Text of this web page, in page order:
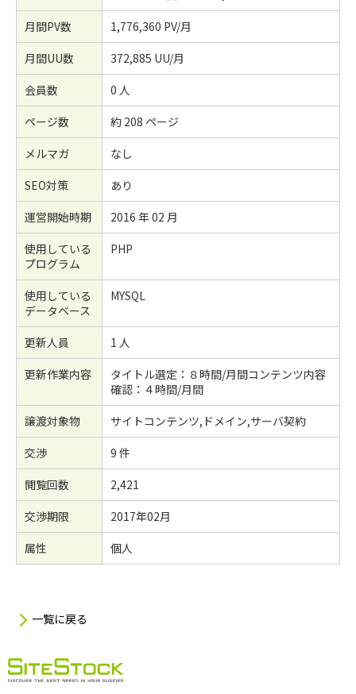
月間PV数
1,776,360 PV/月
月間UU数
372,885 UU/月
会員数
0 人
ページ数
約 208 ページ
メルマガ
なし
SEO対策
あり
運営開始時期
2016 年 02 月
使用している
プログラム
PHP
使用している
データベース
MYSQL
更新人員
1 人
更新作業内容
タイトル選定：８時間/月間コンテンツ内容
確認：４時間/月間
譲渡対象物
サイトコンテンツ,ドメイン,サーバ契約
交渉
9 件
閲覧回数
2,421
交渉期限
2017年02月
属性
個人
一覧に戻る